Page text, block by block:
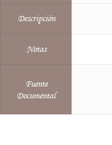
Descripción
Notas
Fuente
Documental